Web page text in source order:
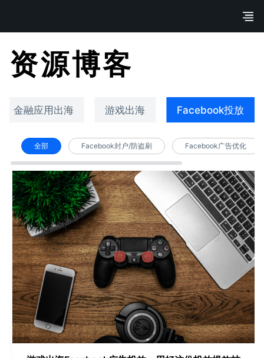
资源博客
全部 Facebook封户/防盗刷 Facebook广告优化
金融应用出海 游戏出海 Facebook投放